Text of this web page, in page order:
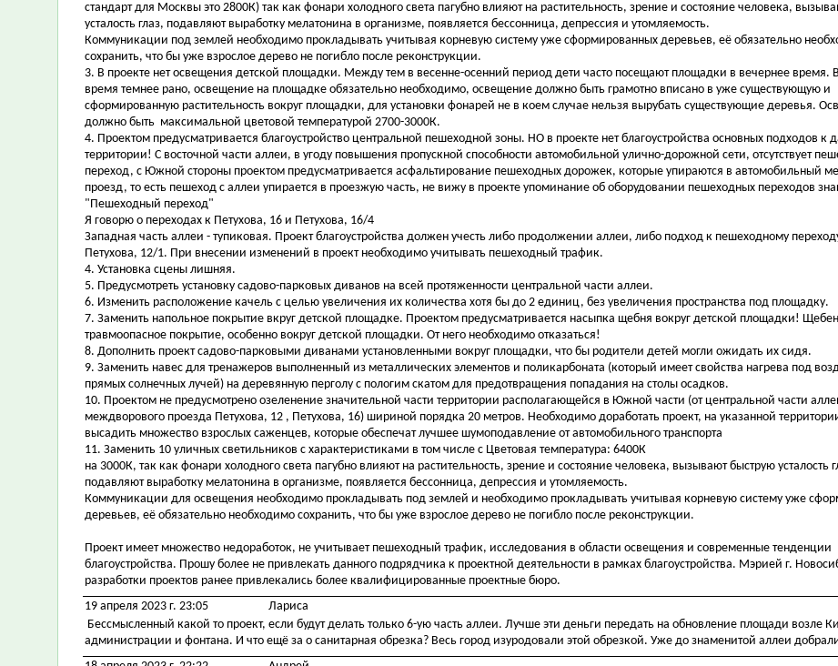
стандарт для Москвы это 2800К) так как фонари холодного света пагубно влияют на растительность, зрение и состояние человека,
усталость глаз, подавляют выработку мелатонина в организме, появляется бессонница, депрессия и утомляемость.
Коммуникации под землей необходимо прокладывать учитывая корневую систему уже сформированных деревьев, её обязательно
сохранить, что бы уже взрослое дерево не погибло после реконструкции.
3. В проекте нет освещения детской площадки. Между тем в весенне-осенний период дети часто посещают площадки в вечернее время.
время темнее рано, освещение на площадке обязательно необходимо, освещение должно быть грамотно вписано в уже существующую и
сформированную растительность вокруг площадки, для установки фонарей не в коем случае нельзя вырубать существующие деревья.
должно быть максимальной цветовой температурой 2700-3000К.
4. Проектом предусматривается благоустройство центральной пешеходной зоны. НО в проекте нет благоустройства основных подходов к
территории! С восточной части аллеи, в угоду повышения пропускной способности автомобильной улично-дорожной сети, отсутствует
переход, с Южной стороны проектом предусматривается асфальтирование пешеходных дорожек, которые упираются в автомобильный
проезд, то есть пешеход с аллеи упирается в проезжую часть, не вижу в проекте упоминание об оборудовании пешеходных переходов
"Пешеходный переход"
Я говорю о переходах к Петухова, 16 и Петухова, 16/4
Западная часть аллеи - тупиковая. Проект благоустройства должен учесть либо продолжении аллеи, либо подход к пешеходному
Петухова, 12/1. При внесении изменений в проект необходимо учитывать пешеходный трафик.
4. Установка сцены лишняя.
5. Предусмотреть установку садово-парковых диванов на всей протяженности центральной части аллеи.
6. Изменить расположение качель с целью увеличения их количества хотя бы до 2 единиц, без увеличения пространства под площадку.
7. Заменить напольное покрытие вкруг детской площадке. Проектом предусматривается насыпка щебня вокруг детской площадки!
травмоопасное покрытие, особенно вокруг детской площадки. От него необходимо отказаться!
8. Дополнить проект садово-парковыми диванами установленными вокруг площадки, что бы родители детей могли ожидать их сидя.
9. Заменить навес для тренажеров выполненный из металлических элементов и поликарбоната (который имеет свойства нагрева под
прямых солнечных лучей) на деревянную перголу с пологим скатом для предотвращения попадания на столы осадков.
10. Проектом не предусмотрено озеленение значительной части территории располагающейся в Южной части (от центральной части
междворового проезда Петухова, 12 , Петухова, 16) шириной порядка 20 метров. Необходимо доработать проект, на указанной
высадить множество взрослых саженцев, которые обеспечат лучшее шумоподавление от автомобильного транспорта
11. Заменить 10 уличных светильников с характеристиками в том числе с Цветовая температура: 6400К
на 3000К, так как фонари холодного света пагубно влияют на растительность, зрение и состояние человека, вызывают быструю усталость
подавляют выработку мелатонина в организме, появляется бессонница, депрессия и утомляемость.
Коммуникации для освещения необходимо прокладывать под землей и необходимо прокладывать учитывая корневую систему уже
деревьев, её обязательно необходимо сохранить, что бы уже взрослое дерево не погибло после реконструкции.
Проект имеет множество недоработок, не учитывает пешеходный трафик, исследования в области освещения и современные тенденции
благоустройства. Прошу более не привлекать данного подрядчика к проектной деятельности в рамках благоустройства. Мэрией г.
разработки проектов ранее привлекались более квалифицированные проектные бюро.
19 апреля 2023 г. 23:05
Лариса
Бессмысленный какой то проект, если будут делать только 6-ую часть аллеи. Лучше эти деньги передать на обновление площади возле
администрации и фонтана. И что ещё за о санитарная обрезка? Весь город изуродовали этой обрезкой. Уже до знаменитой аллеи